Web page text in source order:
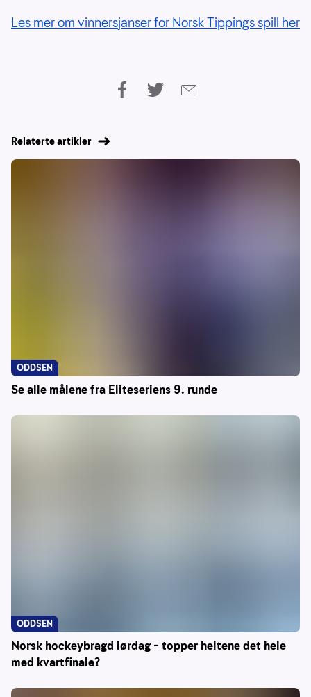
Les mer om vinnersjanser for Norsk Tippings spill her
Relaterte artikler
Se alle målene fra Eliteseriens 9. runde
ODDSEN
Norsk hockeybragd lørdag – topper heltene det hele
med kvartfinale?
ODDSEN